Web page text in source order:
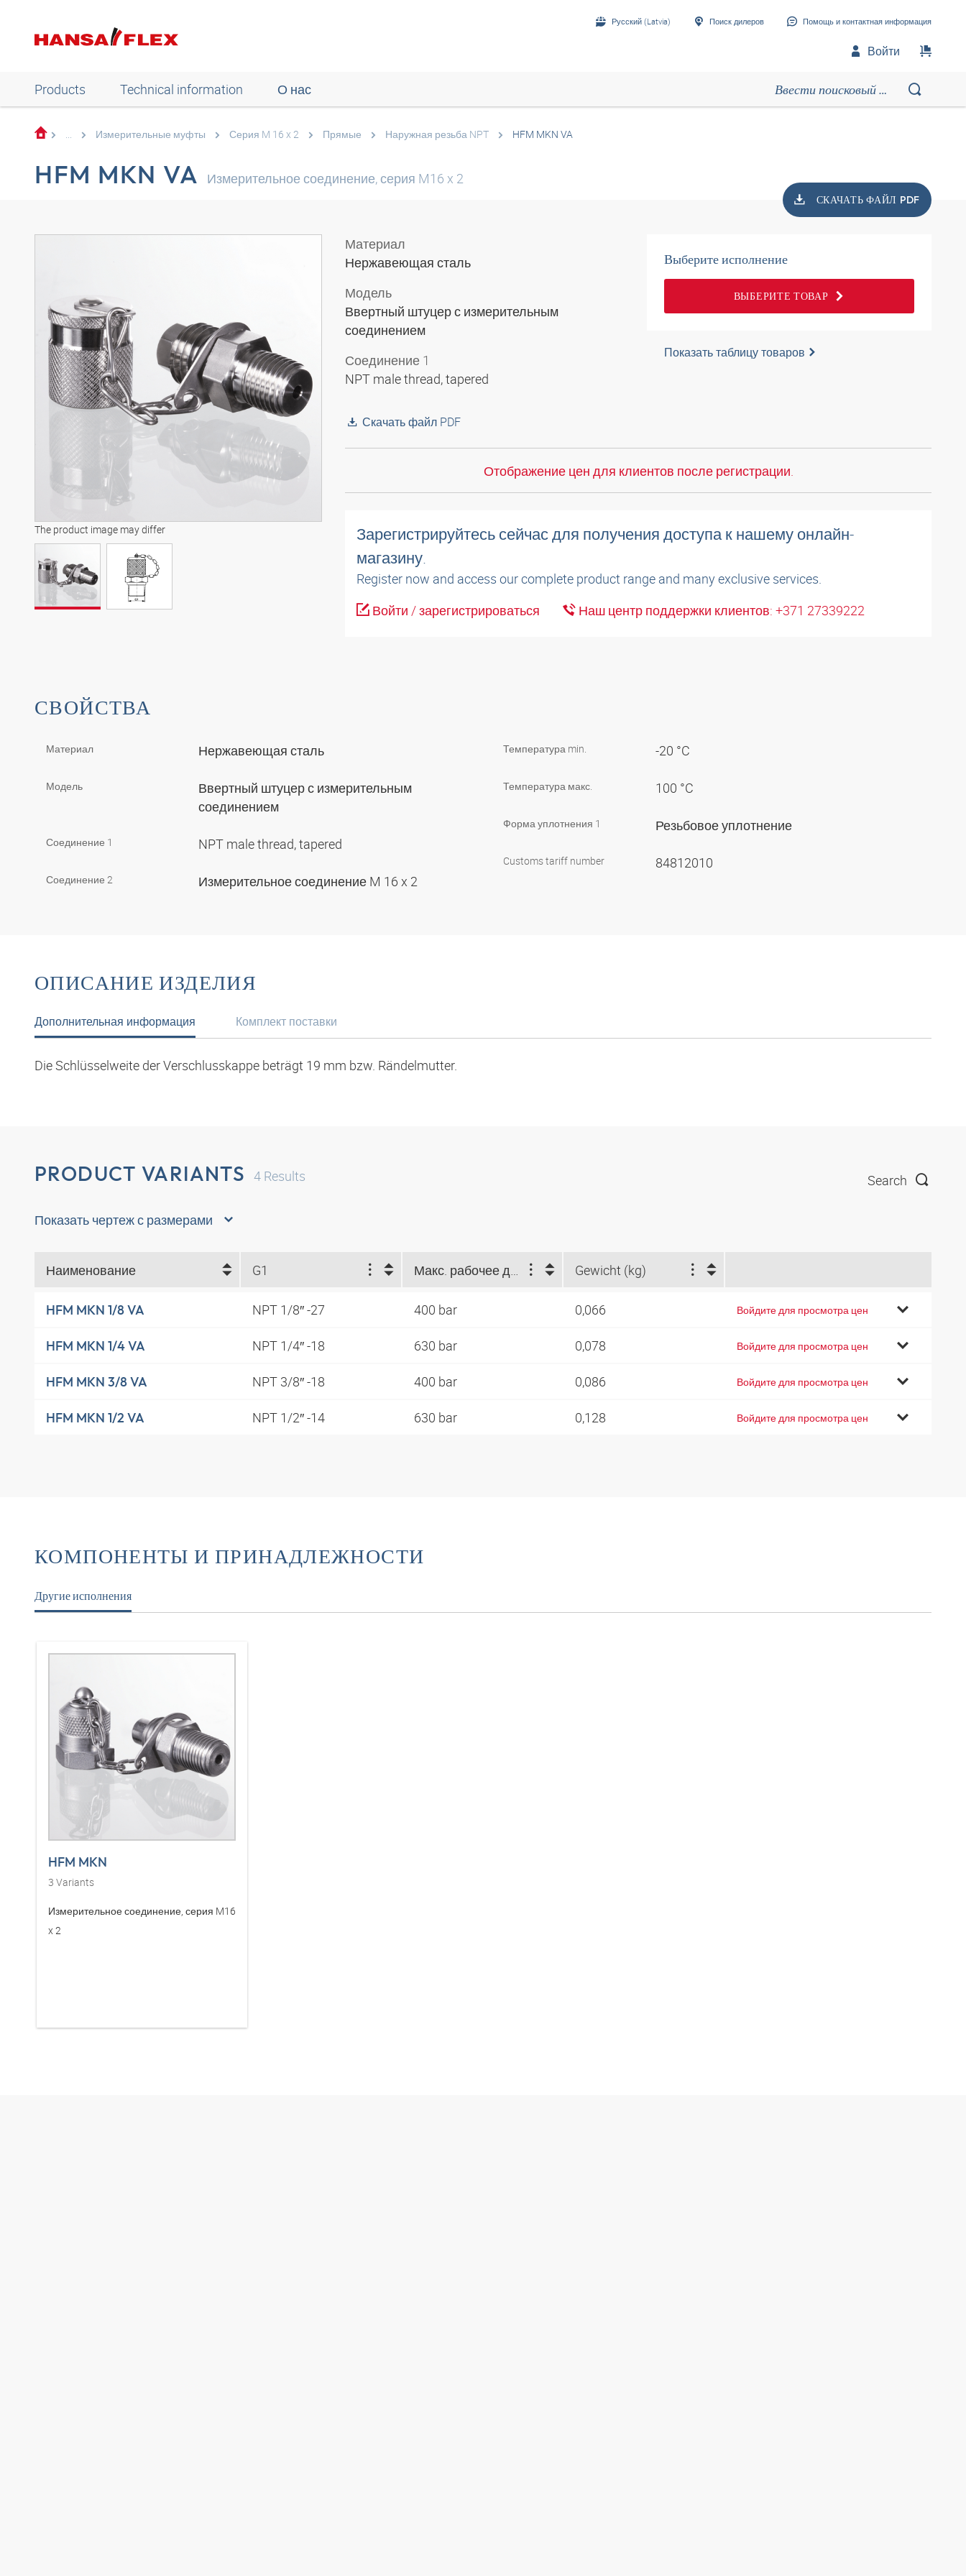
Русский (Latvia) Поиск дилеров Помощь и контактная информация
Войти
Products Technical information О нас
... Измерительные муфты Серия M 16 x 2 Прямые Наружная резьба NPT HFM MKN VA
HFM MKN VA Измерительное соединение, серия M16 x 2
СКАЧАТЬ ФАЙЛ PDF
The product image may differ
Материал
Нержавеющая сталь
Модель
Ввертный штуцер с измерительным
соединением
Соединение 1
NPT male thread, tapered
Скачать файл PDF
Выберите исполнение
ВЫБЕРИТЕ ТОВАР
Показать таблицу товаров
Отображение цен для клиентов после регистрации.
Зарегистрируйтесь сейчас для получения доступа к нашему онлайн-
магазину.
Register now and access our complete product range and many exclusive services.
Войти / зарегистрироваться
Наш центр поддержки клиентов: +371 27339222
СВОЙСТВА
Материал Нержавеющая сталь
Модель
Ввертный штуцер с измерительным
соединением
Соединение 1 NPT male thread, tapered
Соединение 2 Измерительное соединение M 16 x 2
Температура min. -20 °C
Температура макс. 100 °C
Форма уплотнения 1 Резьбовое уплотнение
Customs tariff number 84812010
ОПИСАНИЕ ИЗДЕЛИЯ
Дополнительная информация
Die Schlüsselweite der Verschlusskappe beträgt 19 mm bzw. Rändelmutter.
Комплект поставки
PRODUCT VARIANTS 4 Results Search
Показать чертеж с размерами
Наименование G1 Gewicht (kg)
HFM MKN 1/8 VA NPT 1/8″ -27 400 bar 0,066 Войдите для просмотра цен
HFM MKN 1/4 VA NPT 1/4″ -18 630 bar 0,078 Войдите для просмотра цен
HFM MKN 3/8 VA NPT 3/8″ -18 400 bar 0,086 Войдите для просмотра цен
HFM MKN 1/2 VA NPT 1/2″ -14 630 bar 0,128 Войдите для просмотра цен
КОМПОНЕНТЫ И ПРИНАДЛЕЖНОСТИ
Другие исполнения
HFM MKN
3 Variants
Измерительное соединение, серия M16
x 2